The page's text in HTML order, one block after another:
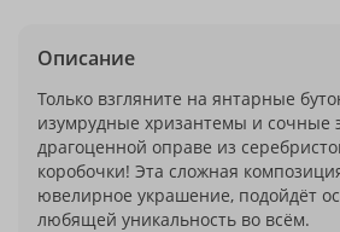
Описание
Только взгляните на янтарные
изумрудные хризантемы и сочные
драгоценной оправе из
коробочки! Эта сложная
ювелирное украшение, подойдёт
любящей уникальность во всём.